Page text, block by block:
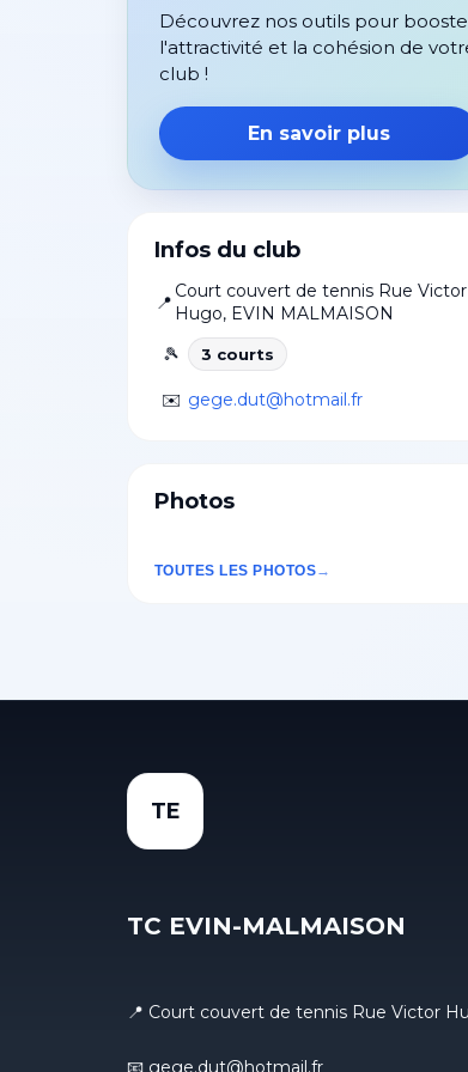
Découvrez nos outils pour
l'attractivité et la cohésion de
club !
En savoir plus
Infos du club
📍
Court couvert de tennis Rue Victor
Hugo, EVIN MALMAISON
🎾
3 courts
✉️ gege.dut@hotmail.fr
Photos
TOUTES LES PHOTOS
TE
TC EVIN-MALMAISON
📍 Court couvert de tennis Rue Victor
📧 gege.dut@hotmail.fr